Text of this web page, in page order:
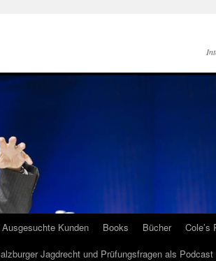
Ausgesuchte Kunden Books Bücher Cole’s
Jagdrecht und Prüfungsfragen als Podcast